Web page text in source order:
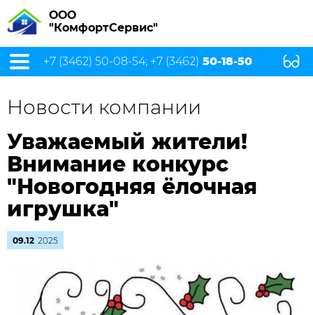
ООО
"КомфортСервис"
+7 (3462) 50-08-54; +7 (3462) 50-18-50
Новости компании
Уважаемый жители!
Внимание конкурс
"Новогодняя ёлочная
игрушка"
09.12 2025